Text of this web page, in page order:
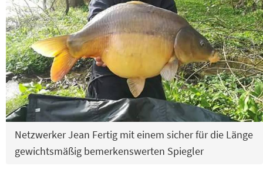
Netzwerker Jean Fertig mit einem sicher für die Länge
gewichtsmäßig bemerkenswerten Spiegler